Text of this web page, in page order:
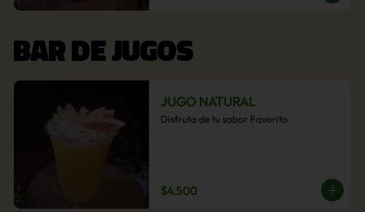
BAR DE JUGOS
JUGO NATURAL
Disfruta de tu sabor Favorito
$4.500